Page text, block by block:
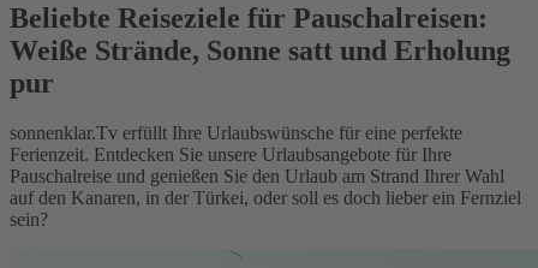
Beliebte Reiseziele für Pauschalreisen:
Weiße Strände, Sonne satt und Erholung
pur
sonnenklar.Tv erfüllt Ihre Urlaubswünsche für eine perfekte
Ferienzeit. Entdecken Sie unsere Urlaubsangebote für Ihre
Pauschalreise und genießen Sie den Urlaub am Strand Ihrer Wahl
auf den Kanaren, in der Türkei, oder soll es doch lieber ein Fernziel
sein?